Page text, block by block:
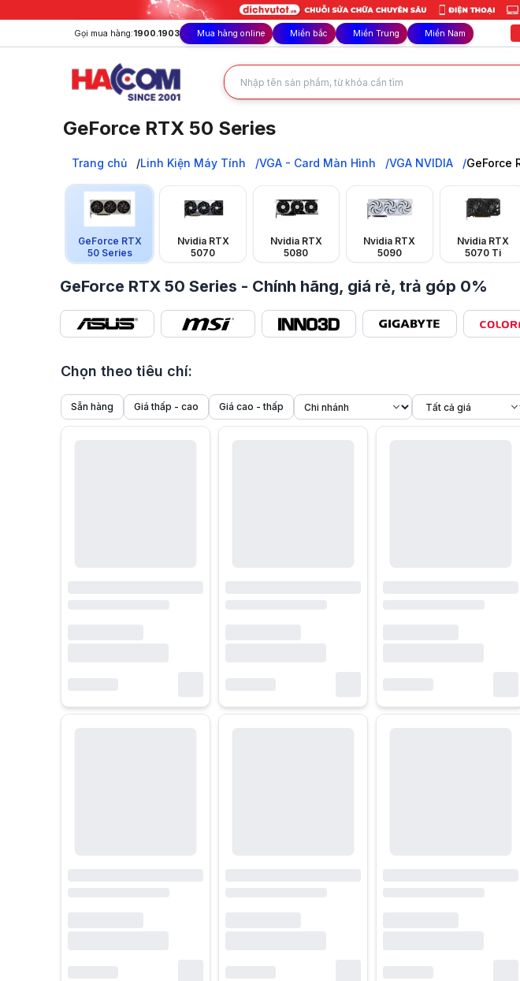
Gọi mua hàng:1900.1903 Mua hàng online Miền bắc Miền Trung Miền Nam
GeForce RTX 50 Series
Linh Kiện Máy Tính
VGA - Card Màn Hình
VGA NVIDIA
GeForce RTX 50 Series
Trang chủ Linh Kiện Máy Tính VGA - Card Màn Hình VGA NVIDIA GeForce
GeForce RTX
50 Series
Nvidia RTX
5070
Nvidia RTX
5080
Nvidia RTX
5090
Nvidia RTX
5070 Ti
GeForce RTX 50 Series - Chính hãng, giá rẻ, trả góp 0%
Chọn theo tiêu chí:
Sẵn hàng Giá thấp - cao Giá cao - thấp